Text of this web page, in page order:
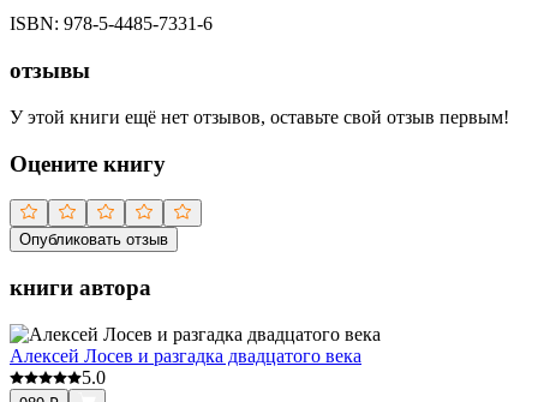
ISBN: 978-5-4485-7331-6
отзывы
У этой книги ещё нет отзывов, оставьте свой отзыв первым!
Оцените книгу
Опубликовать отзыв
книги автора
Алексей Лосев и разгадка двадцатого века
5.0